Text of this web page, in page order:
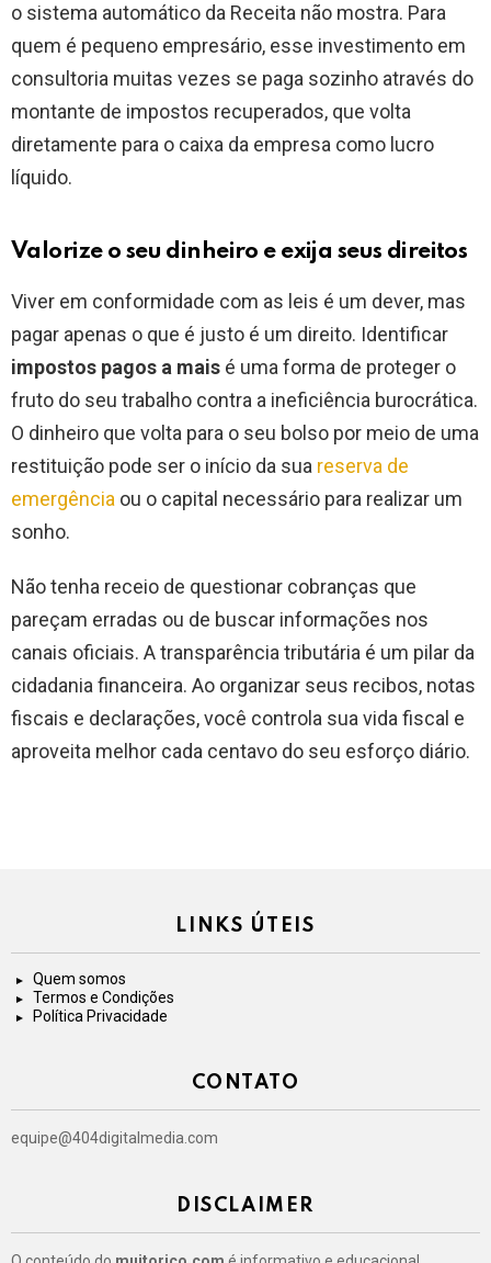
o sistema automático da Receita não mostra. Para
quem é pequeno empresário, esse investimento em
consultoria muitas vezes se paga sozinho através do
montante de impostos recuperados, que volta
diretamente para o caixa da empresa como lucro
líquido.
Valorize o seu dinheiro e exija seus direitos
Viver em conformidade com as leis é um dever, mas
pagar apenas o que é justo é um direito. Identificar
impostos pagos a mais é uma forma de proteger o
fruto do seu trabalho contra a ineficiência burocrática.
O dinheiro que volta para o seu bolso por meio de uma
restituição pode ser o início da sua reserva de
emergência ou o capital necessário para realizar um
sonho.
Não tenha receio de questionar cobranças que
pareçam erradas ou de buscar informações nos
canais oficiais. A transparência tributária é um pilar da
cidadania financeira. Ao organizar seus recibos, notas
fiscais e declarações, você controla sua vida fiscal e
aproveita melhor cada centavo do seu esforço diário.
LINKS ÚTEIS
Quem somos
Termos e Condições
Política Privacidade
CONTATO
equipe@404digitalmedia.com
DISCLAIMER